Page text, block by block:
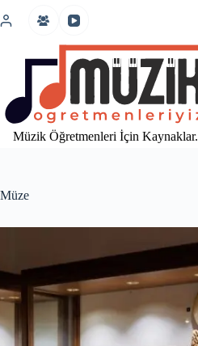
atla
Müzik Öğretmenleri İçin Kaynaklar.
Müze